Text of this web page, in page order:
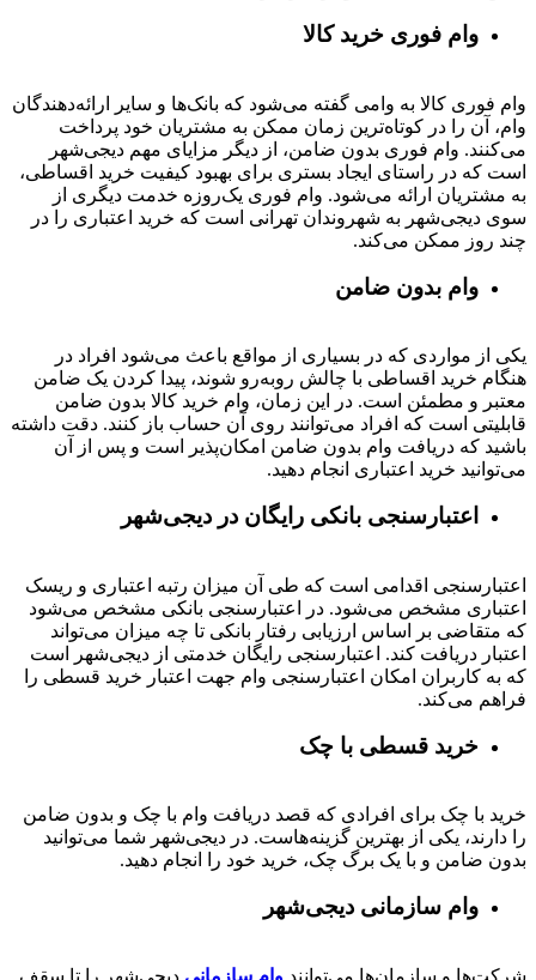
وام فوری خرید کالا
وام فوری کالا به وامی گفته می‌شود که بانک‌ها و سایر ارائه‌دهندگان
وام، آن را در کوتاه‌ترین زمان ممکن به مشتریان خود پرداخت
می‌کنند. وام فوری بدون ضامن، از دیگر مزایای مهم دیجی‌شهر
است که در راستای ایجاد بستری برای بهبود کیفیت خرید اقساطی،
به مشتریان ارائه می‌شود. وام فوری یک‌روزه خدمت دیگری از
سوی دیجی‌شهر به شهروندان تهرانی است که خرید اعتباری را در
چند روز ممکن می‌کند.
وام بدون ضامن
یکی از مواردی که در بسیاری از مواقع باعث می‌شود افراد در
هنگام خرید اقساطی با چالش روبه‌رو شوند، پیدا کردن یک ضامن
معتبر و مطمئن است. در این زمان، وام خرید کالا بدون ضامن
قابلیتی است که افراد می‌توانند روی آن حساب باز کنند. دقت داشته
باشید که دریافت وام بدون ضامن امکان‌پذیر است و پس از آن
می‌توانید خرید اعتباری انجام دهید.
اعتبارسنجی بانکی رایگان در دیجی‌شهر
اعتبارسنجی اقدامی است که طی آن میزان رتبه اعتباری و ریسک
اعتباری مشخص می‌شود. در اعتبارسنجی بانکی مشخص می‌شود
که متقاضی بر اساس ارزیابی رفتار بانکی تا چه میزان می‌تواند
اعتبار دریافت کند. اعتبارسنجی رایگان خدمتی از دیجی‌شهر است
که به کاربران امکان اعتبارسنجی وام جهت اعتبار خرید قسطی را
فراهم می‌کند.
خرید قسطی با چک
خرید با چک برای افرادی که قصد دریافت وام با چک و بدون ضامن
را دارند، یکی از بهترین گزینه‌هاست. در دیجی‌شهر شما می‌توانید
بدون ضامن و با یک برگ چک، خرید خود را انجام دهید.
وام سازمانی دیجی‌شهر
شرکت‌ها و سازمان‌ها می‌توانند وام سازمانی دیجی‌شهر را تا سقف